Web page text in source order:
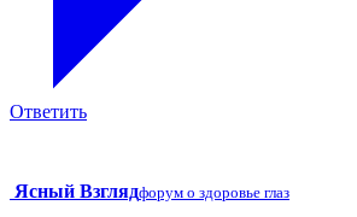
Ответить
Ясный Взглядфорум о здоровье глаз